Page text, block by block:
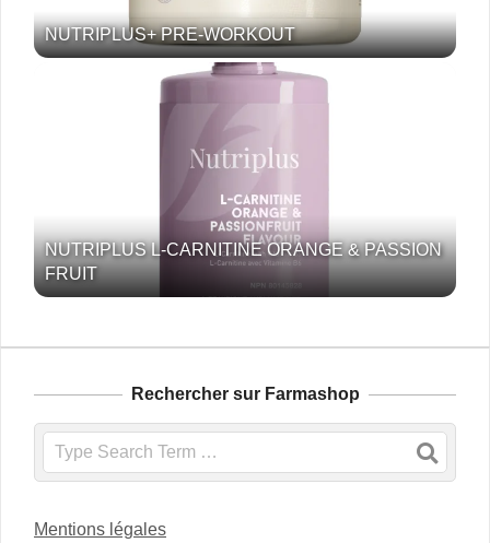
NUTRIPLUS+ PRE-WORKOUT
NUTRIPLUS L-CARNITINE ORANGE & PASSION
FRUIT
Rechercher sur Farmashop
Search
Mentions légales